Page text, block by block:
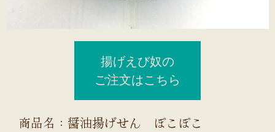
揚げえび奴の
ご注文はこちら
商品名：醤油揚げせん ぽこぽこ